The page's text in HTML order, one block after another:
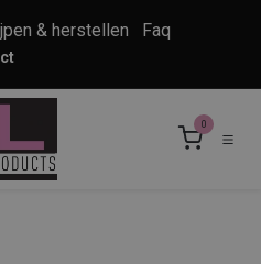
& herstellen
Faq
ct
0